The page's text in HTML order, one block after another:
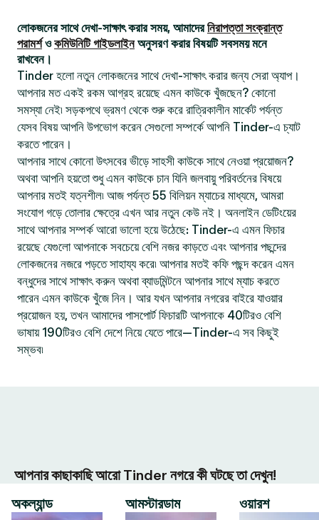
লোকজনের সাথে দেখা-সাক্ষাৎ করার সময়, আমাদেরনিরাপত্তা সংক্রান্ত
পরামর্শওকমিউনিটি গাইডলাইনঅনুসরণ করার বিষয়টি সবসময় মনে
রাখবেন।
Tinder হলো নতুন লোকজনের সাথে দেখা-সাক্ষাৎ করার জন্য সেরা অ্যাপ।
আপনার মত একই রকম আগ্রহ রয়েছে এমন কাউকে খুঁজছেন? কোনো
সমস্যা নেই৷ সড়কপথে ভ্রমণ থেকে শুরু করে রাত্রিকালীন মার্কেট পর্যন্ত
যেসব বিষয় আপনি উপভোগ করেন সেগুলো সম্পর্কে আপনি Tinder-এ চ্যাট
করতে পারেন।
আপনার সাথে কোনো উৎসবের ভীড়ে সাহসী কাউকে সাথে নেওয়া প্রয়োজন?
অথবা আপনি হয়তো শুধু এমন কাউকে চান যিনি জলবায়ু পরিবর্তনের বিষয়ে
আপনার মতই যত্নশীল৷ আজ পর্যন্ত 55 বিলিয়ন ম্যাচের মাধ্যমে, আমরা
সংযোগ গড়ে তোলার ক্ষেত্রে এখন আর নতুন কেউ নই। অনলাইন ডেটিংয়ের
সাথে আপনার সম্পর্ক আরো ভালো হয়ে উঠেছে: Tinder-এ এমন ফিচার
রয়েছে যেগুলো আপনাকে সবচেয়ে বেশি নজর কাড়তে এবং আপনার পছন্দের
লোকজনের নজরে পড়তে সাহায্য করে৷ আপনার মতই কফি পছন্দ করেন এমন
বন্ধুদের সাথে সাক্ষাৎ করুন অথবা ব্যাডমিন্টনে আপনার সাথে ম্যাচ করতে
পারেন এমন কাউকে খুঁজে নিন। আর যখন আপনার নগরের বাইরে যাওয়ার
প্রয়োজন হয়, তখন আমাদের পাসপোর্ট ফিচারটি আপনাকে 40টিরও বেশি
ভাষায় 190টিরও বেশি দেশে নিয়ে যেতে পারে—Tinder-এ সব কিছুই
সম্ভব৷
আপনার কাছাকাছি আরো Tinder নগরে কী ঘটছে তা দেখুন!
অকল্যান্ড
আমস্টারডাম ওয়ারশ